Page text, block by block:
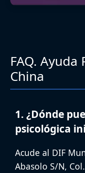
FAQ.
China
1. ¿Dónde
psicológica
Acude al DIF
Abasolo S/N,